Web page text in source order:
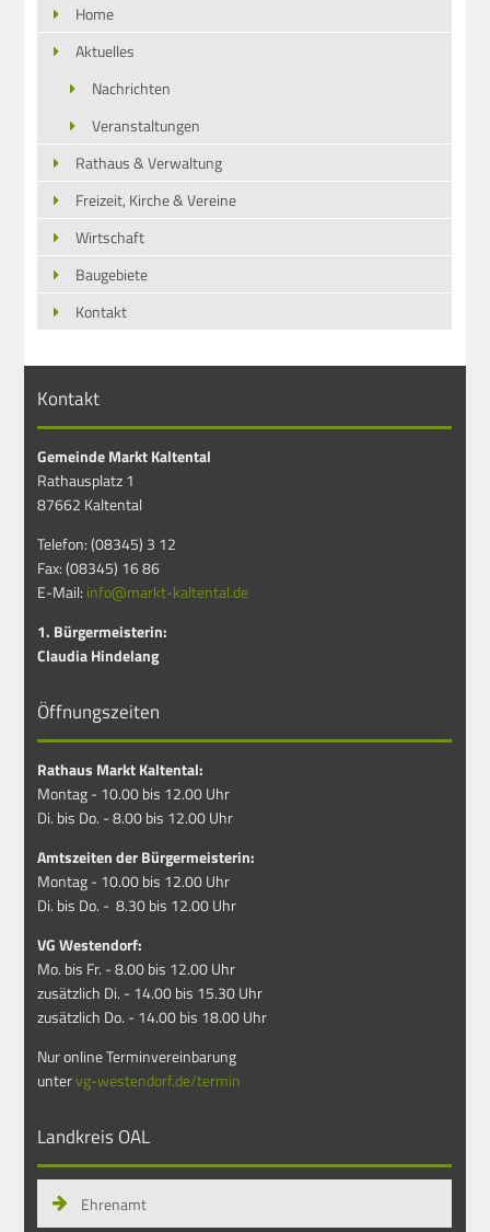
Home
Aktuelles
Nachrichten
Veranstaltungen
Rathaus & Verwaltung
Freizeit, Kirche & Vereine
Wirtschaft
Baugebiete
Kontakt
Kontakt
Gemeinde Markt Kaltental
Rathausplatz 1
87662 Kaltental
Telefon: (08345) 3 12
Fax: (08345) 16 86
E-Mail: info@markt-kaltental.de
1. Bürgermeisterin:
Claudia Hindelang
Öffnungszeiten
Rathaus Markt Kaltental:
Montag - 10.00 bis 12.00 Uhr
Di. bis Do. - 8.00 bis 12.00 Uhr
Amtszeiten der Bürgermeisterin:
Montag - 10.00 bis 12.00 Uhr
Di. bis Do. - 8.30 bis 12.00 Uhr
VG Westendorf:
Mo. bis Fr. - 8.00 bis 12.00 Uhr
zusätzlich Di. - 14.00 bis 15.30 Uhr
zusätzlich Do. - 14.00 bis 18.00 Uhr
Nur online Terminvereinbarung
untervg-westendorf.de/termin
Landkreis OAL
Ehrenamt